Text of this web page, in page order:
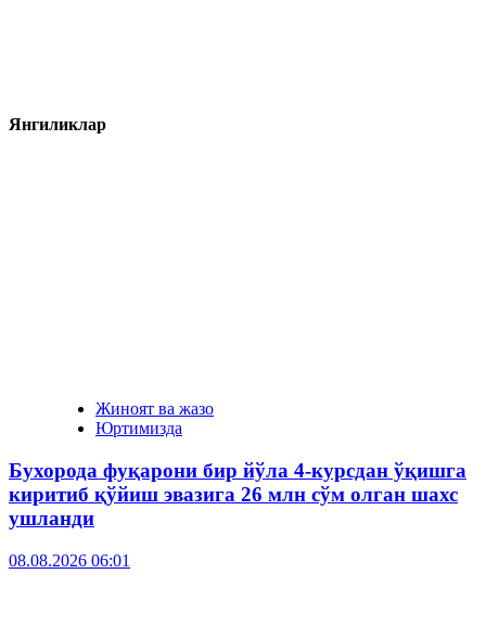
Янгиликлар
Жиноят ва жазо
Юртимизда
Бухорода фуқарони бир йўла 4-курсдан ўқишга
киритиб қўйиш эвазига 26 млн сўм олган шахс
ушланди
08.08.2026 06:01